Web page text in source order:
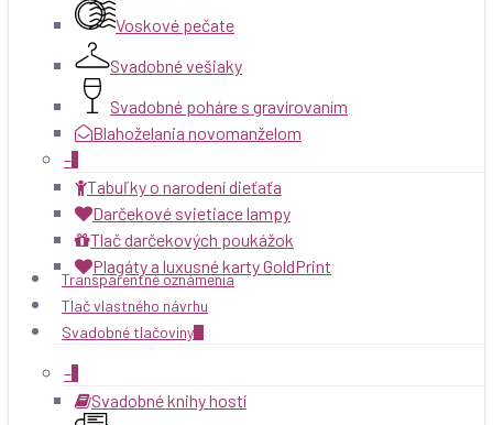
Voskové pečate
Svadobné vešiaky
Svadobné poháre s gravírovaním
Blahoželania novomanželom
–
Tabuľky o narodení dieťaťa
Darčekové svietiace lampy
Tlač darčekových poukážok
Plagáty a luxusné karty GoldPrint
Transparentné oznámenia
Tlač vlastného návrhu
Svadobné tlačoviny
–
Svadobné knihy hostí